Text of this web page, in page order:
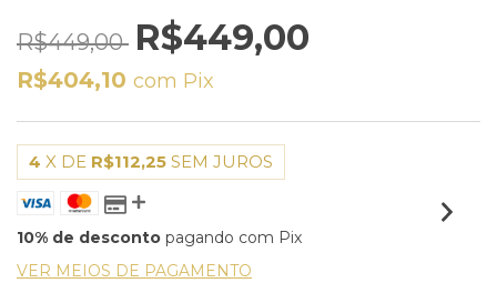
R$449,00 R$449,00
R$404,10 com Pix
4 X DE R$112,25 SEM JUROS
10% de desconto pagando com Pix
VER MEIOS DE PAGAMENTO